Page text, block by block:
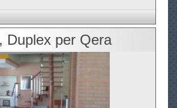
Duplex per Qera